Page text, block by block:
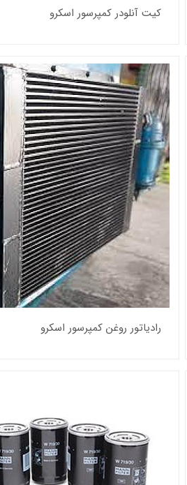
کیت آنلودر کمپرسور اسکرو
رادیاتور روغن کمپرسور اسکرو